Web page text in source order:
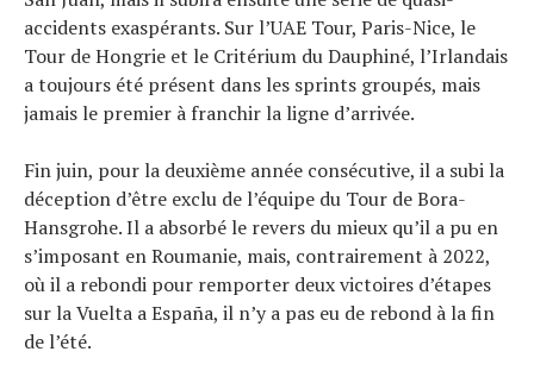
accidents exaspérants. Sur l’UAE Tour, Paris-Nice, le
Tour de Hongrie et le Critérium du Dauphiné, l’Irlandais
a toujours été présent dans les sprints groupés, mais
jamais le premier à franchir la ligne d’arrivée.
Fin juin, pour la deuxième année consécutive, il a subi la
déception d’être exclu de l’équipe du Tour de Bora-
Hansgrohe. Il a absorbé le revers du mieux qu’il a pu en
s’imposant en Roumanie, mais, contrairement à 2022,
où il a rebondi pour remporter deux victoires d’étapes
sur la Vuelta a España, il n’y a pas eu de rebond à la fin
de l’été.